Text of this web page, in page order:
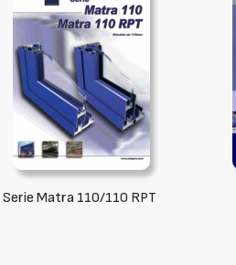
Serie Matra 110/110 RPT